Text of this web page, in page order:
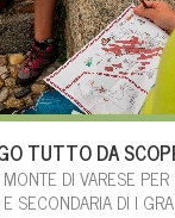
TUTTO DA
DI VARESE
SECONDARIA DI I